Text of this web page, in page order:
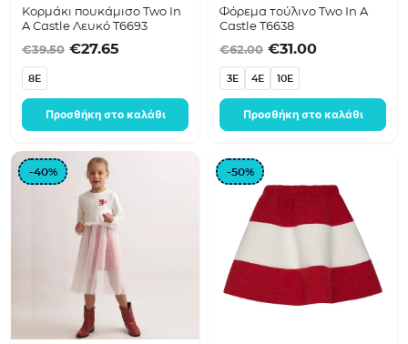
Κορμάκι πουκάμισο Two In
A Castle Λευκό T6693
€39.50 Original price was: €39.50.
€27.65 Η τρέχουσα τιμή είναι: €27.65.
8E
Προσθήκη στο καλάθι
Φόρεμα τούλινο Two In A
Castle T6638
€62.00 Original price
€31.00Η τρέχουσα
3E 4E 10E
Προσθήκη στο καλάθι
-40% -50%